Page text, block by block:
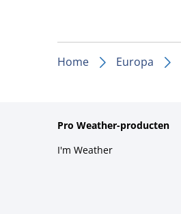
Home Europa
Pro Weather-producten
I'm Weather